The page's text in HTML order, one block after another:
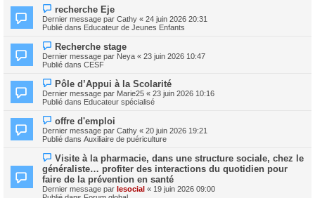
s
s
a
e
a
u
m
s
s
a
e
N
o
u
v
a
u
m
s
s
a
recherche Eje
Dernier message par Cathy « 24 juin 2026 20:31
Publié dans Educateur de Jeunes Enfants
N
o
u
v
a
u
m
s
s
a
e
Recherche stage
Dernier message par Neya « 23 juin 2026 10:47
Publié dans CESF
N
o
u
v
a
u
m
s
s
a
g
e
Pôle d’Appui à la Scolarité
Dernier message par Marie25 « 23 juin 2026 10:16
Publié dans Educateur spécialisé
N
o
u
v
a
u
m
e
s
offre d'emploi
Dernier message par Cathy « 20 juin 2026 19:21
Publié dans Auxiliaire de puériculture
N
u
v
e
Visite à la pharmacie, dans une structure sociale, chez le
généraliste… profiter des interactions du quotidien pour
faire de la prévention en santé
Dernier message par lesocial « 19 juin 2026 09:00